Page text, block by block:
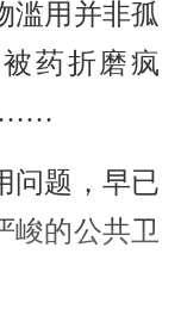
滥用并非孤
药折磨疯
问题，早已
峻的公共卫